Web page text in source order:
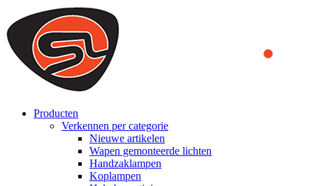
We use cookies to ensure that we provide you the best experience
on our website. By continuing to browse this website, you accept
that cookies are used to help us analyze how the website is used and
to offer you a better experience. To learn more or to find out how
you can disable cookies, you can access our
Producten
Verkennen per categorie
Nieuwe artikelen
Wapen gemonteerde lichten
Handzaklampen
Koplampen